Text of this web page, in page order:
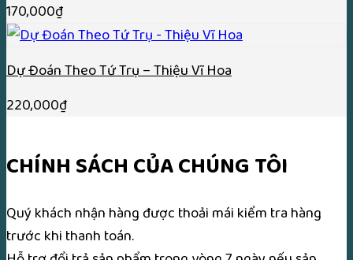
170,000₫
Dự Đoán Theo Tứ Trụ – Thiệu Vĩ Hoa
220,000₫
CHÍNH SÁCH CỦA CHÚNG TÔI
Quý khách nhận hàng được thoải mái kiểm tra hàng
trước khi thanh toán.